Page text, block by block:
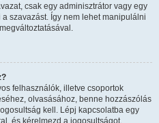
csak egy adminisztrátor vagy egy
szavazást. Így nem lehet manipulálni
felhasználók, illetve csoportok
olvasásához, benne hozzászólás
kell. Lépj kapcsolatba egy
és kérelmezd a jogosultságot.